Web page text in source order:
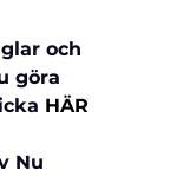
och
göra
HÄR
Nu